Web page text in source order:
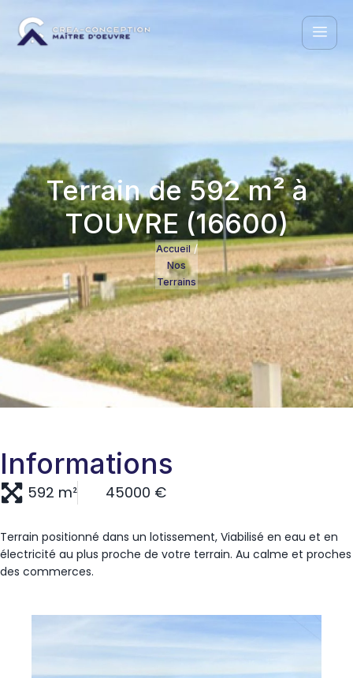
Terrain de 592 m² à
TOUVRE (16600)
Accueil/
Nos
Terrains
Informations
592 m² 45000 €
Terrain positionné dans un lotissement, Viabilisé en eau et en
électricité au plus proche de votre terrain. Au calme et proches
des commerces.